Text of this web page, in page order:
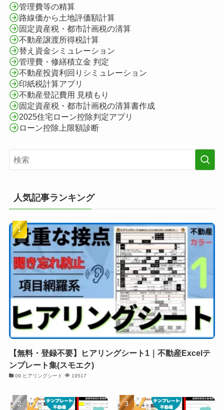
管理費等の精算
路線価から土地評価額計算
固定資産税・都市計画税の清算
不動産譲渡所得税計算
替え資金シミュレーション
管理費・修繕積立金 判定
不動産投資利回りシミュレーション
印紙税計算アプリ
不動産登記費用 見積もり
固定資産税・都市計画税の清算書作成
2025住宅ローン控除判定アプリ
ローン控除上限額診断
人気記事ランキング
【無料・登録不要】ヒアリングシート1｜不動産Excelテ
ンプレート集(スモエク)
09.ヒアリングシート 19517